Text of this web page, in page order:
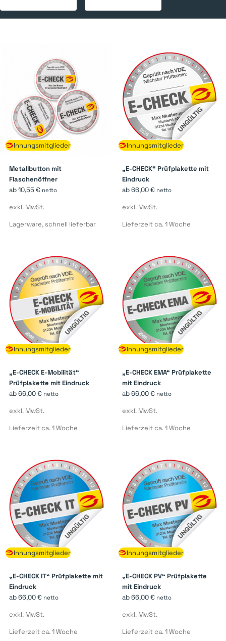
Innungsmitglieder
Metallbutton mit
Flaschenöffner
ab10,55 € netto
exkl. MwSt.
Lagerware, schnell lieferbar
Innungsmitglieder
„E-CHECK“ Prüfplakette mit
Eindruck
ab66,00€ netto
exkl. MwSt.
Lieferzeit ca. 1 Woche
Innungsmitglieder
„E-CHECK E-Mobilität“
Prüfplakette mit Eindruck
ab66,00€ netto
exkl. MwSt.
Lieferzeit ca. 1 Woche
Innungsmitglieder
„E-CHECK EMA“ Prüfplakette
mit Eindruck
ab66,00€ netto
exkl. MwSt.
Lieferzeit ca. 1 Woche
Innungsmitglieder
„E-CHECK IT“ Prüfplakette mit
Eindruck
ab66,00€ netto
exkl. MwSt.
Lieferzeit ca. 1 Woche
Innungsmitglieder
„E-CHECK PV“ Prüfplakette
mit Eindruck
ab66,00€ netto
exkl. MwSt.
Lieferzeit ca. 1 Woche